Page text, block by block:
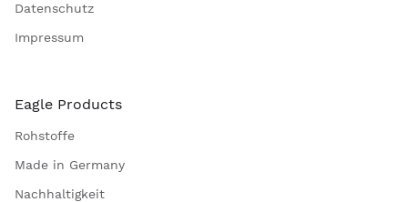
Datenschutz
Impressum
Eagle Products
Rohstoffe
Made in Germany
Nachhaltigkeit